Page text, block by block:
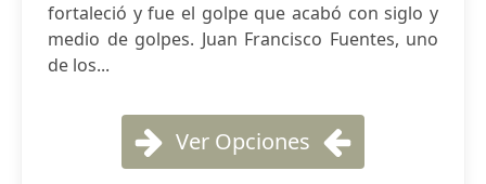
fortaleció y fue el golpe que acabó con siglo y
medio de golpes. Juan Francisco Fuentes, uno
de los...
Ver Opciones